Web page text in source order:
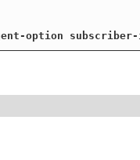
option subscriber-